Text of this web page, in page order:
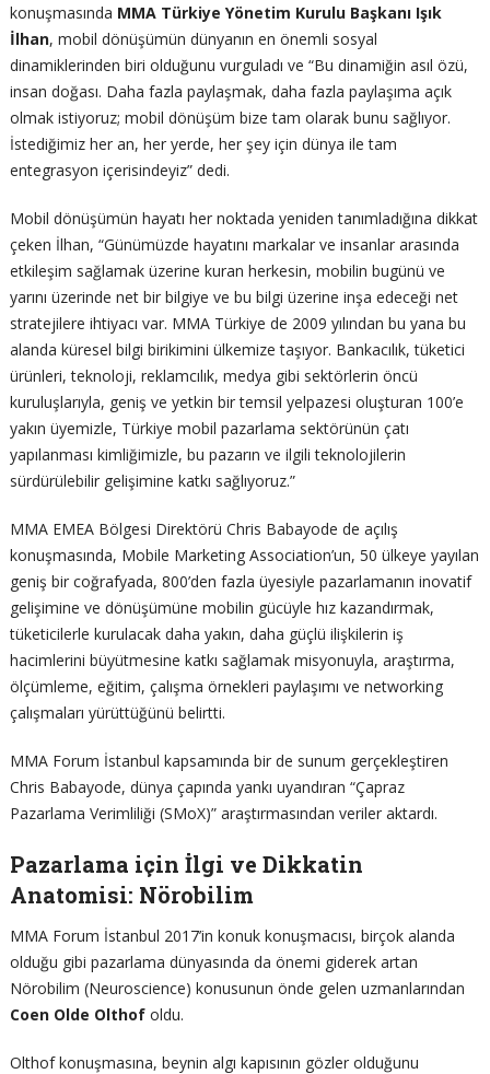
konuşmasında MMA Türkiye Yönetim Kurulu Başkanı Işık
İlhan, mobil dönüşümün dünyanın en önemli sosyal
dinamiklerinden biri olduğunu vurguladı ve “Bu dinamiğin asıl özü,
insan doğası. Daha fazla paylaşmak, daha fazla paylaşıma açık
olmak istiyoruz; mobil dönüşüm bize tam olarak bunu sağlıyor.
İstediğimiz her an, her yerde, her şey için dünya ile tam
entegrasyon içerisindeyiz” dedi.
Mobil dönüşümün hayatı her noktada yeniden tanımladığına dikkat
çeken İlhan, “Günümüzde hayatını markalar ve insanlar arasında
etkileşim sağlamak üzerine kuran herkesin, mobilin bugünü ve
yarını üzerinde net bir bilgiye ve bu bilgi üzerine inşa edeceği net
stratejilere ihtiyacı var. MMA Türkiye de 2009 yılından bu yana bu
alanda küresel bilgi birikimini ülkemize taşıyor. Bankacılık, tüketici
ürünleri, teknoloji, reklamcılık, medya gibi sektörlerin öncü
kuruluşlarıyla, geniş ve yetkin bir temsil yelpazesi oluşturan 100’e
yakın üyemizle, Türkiye mobil pazarlama sektörünün çatı
yapılanması kimliğimizle, bu pazarın ve ilgili teknolojilerin
sürdürülebilir gelişimine katkı sağlıyoruz.”
MMA EMEA Bölgesi Direktörü Chris Babayode de açılış
konuşmasında, Mobile Marketing Association’un, 50 ülkeye yayılan
geniş bir coğrafyada, 800’den fazla üyesiyle pazarlamanın inovatif
gelişimine ve dönüşümüne mobilin gücüyle hız kazandırmak,
tüketicilerle kurulacak daha yakın, daha güçlü ilişkilerin iş
hacimlerini büyütmesine katkı sağlamak misyonuyla, araştırma,
ölçümleme, eğitim, çalışma örnekleri paylaşımı ve networking
çalışmaları yürüttüğünü belirtti.
MMA Forum İstanbul kapsamında bir de sunum gerçekleştiren
Chris Babayode, dünya çapında yankı uyandıran “Çapraz
Pazarlama Verimliliği (SMoX)” araştırmasından veriler aktardı.
Pazarlama için İlgi ve Dikkatin
Anatomisi: Nörobilim
MMA Forum İstanbul 2017’in konuk konuşmacısı, birçok alanda
olduğu gibi pazarlama dünyasında da önemi giderek artan
Nörobilim (Neuroscience) konusunun önde gelen uzmanlarından
Coen Olde Olthofoldu.
Olthof konuşmasına, beynin algı kapısının gözler olduğunu